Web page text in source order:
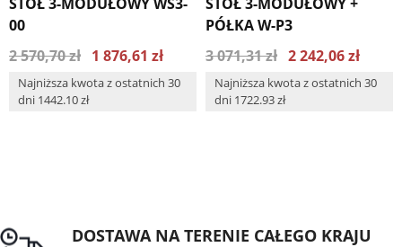
00
2 570,70 zł 1 876,61 zł
Najniższa kwota z ostatnich 30
dni 1442.10 zł
PÓŁKA W-P3
3 071,31 zł 2 242,06 zł
Najniższa kwota z ostatnich 30
dni 1722.93 zł
DOSTAWA NA TERENIE CAŁEGO KRAJU